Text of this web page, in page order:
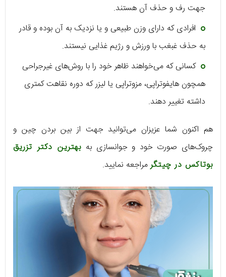
جهت رف و حذف آن هستند.
افرادی که دارای وزن طبیعی و یا نزدیک به آن بوده و قادر
به حذف غبغب با ورزش و رژیم غذایی نیستند.
کسانی که می‌خواهند ظاهر خود را با روش‌های غیرجراحی
همچون هایفوتراپی، مزوتراپی یا لیزر که دوره نقاهت کمتری
داشته تغییر دهند.
هم اکنون شما عزیزان می‌توانید جهت از بین بردن چین و
چروک‌های صورت خود و جوانسازی به بهترین دکتر تزریق
بوتاکس در چیتگرمراجعه نمایید.